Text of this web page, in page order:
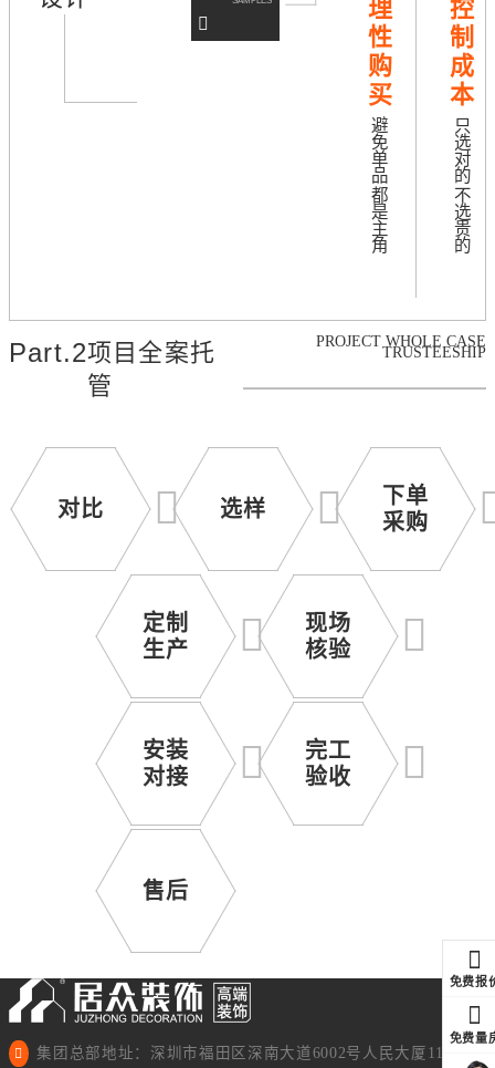
理
性
购
买
避
免
单
品
都
是
主
角
控
制
成
本
只
选
对
的
不
选
贵
的
Part.2项目全案托
管
PROJECT WHOLE CASE
TRUSTEESHIP
对比 选样
下单
采购
定制
生产
现场
核验
安装
对接
完工
验收
售后
免费报
免费量
集团总部地址：深圳市福田区深南大道6002号人民大厦11楼